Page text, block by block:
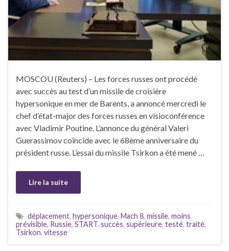
MOSCOU (Reuters) – Les forces russes ont procédé
avec succès au test d’un missile de croisière
hypersonique en mer de Barents, a annoncé mercredi le
chef d’état-major des forces russes en visioconférence
avec Vladimir Poutine. L’annonce du général Valeri
Guerassimov coïncide avec le 68ème anniversaire du
président russe. L’essai du missile Tsirkon a été mené …
Lire la suite
déplacement, hypersonique, Mach 8, missile, moins
prévisible, Russie, START, succès, supérieure, testé, traité,
Tsirkon, vitesse